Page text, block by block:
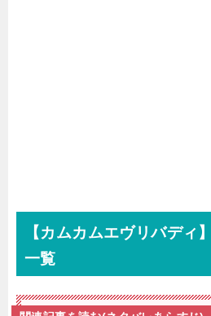
【カムカムエヴリバディ
一覧